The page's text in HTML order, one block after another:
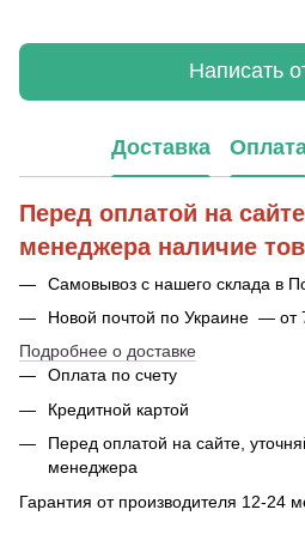
Написать
Доставка
Перед оплатой на
менеджера наличие
Самовывоз с нашего склада в
Новой почтой по Украине — от
Подробнее о доставке
Оплата по счету
Кредитной картой
Перед оплатой на сайте,
менеджера
Гарантия от производителя 12-24